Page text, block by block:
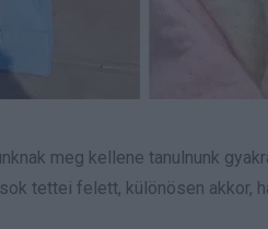
meg kellene tanulnunk
tettei felett, különösen akkor,